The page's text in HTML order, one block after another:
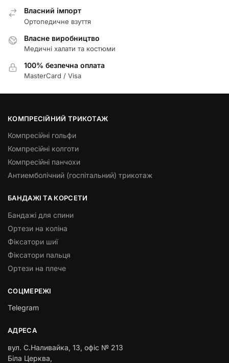
Власний імпорт
Ортопедичне взуття
Власне виробництво
Медичні халати та костюми
100% безпечна оплата
MasterCard / Visa
КОМПРЕСІЙНИЙ ТРИКОТАЖ
Компресійні гольфи
Компресійні колготи
Компресійні панчохи
Антиемболічний (госпітальний) трикотаж
БАНДАЖІ ТА КОРСЕТИ
Бандажі для спини
Ортези на коліна
Фіксатори шиї
Фіксатори пальця
Ортези на плече
СОЦМЕРЕЖІ
Telegram
АДРЕСА
вул. С.Наливайка, 13, офіс № 213
Біла Церква,